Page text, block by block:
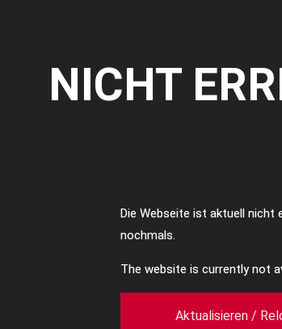
NICHT
Die Webseite ist aktuell nicht
nochmals.
The website is currently not
Aktualisieren /